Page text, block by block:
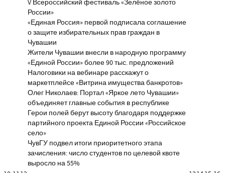
V Всероссийский фестиваль «Зелёное золото
России»
«Единая Россия» первой подписала соглашение
о защите избирательных прав граждан в
Чувашии
Жители Чувашии внесли в народную программу
«Единой России» более 90 тыс. предложений
Налоговики на вебинаре расскажут о
маркетплейсе «Витрина имущества банкротов»
Олег Николаев: Портал «Яркое лето Чувашии»
объединяет главные события в республике
Герои полей берут высоту благодаря поддержке
партийного проекта Единой России «Российское
село»
ЧувГУ подвел итоги приоритетного этапа
зачисления: число студентов по целевой квоте
выросло на 55%